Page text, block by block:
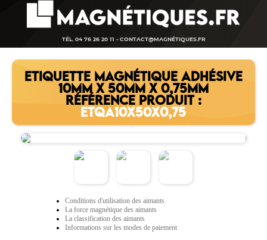
TÉL. 04 76 26 20 11 - CONTACT@MAGNÉTIQUES.FR
ETIQUETTE MAGNÉTIQUE ADHÉSIVE
10MM X 50MM X 0,75MM
RÉFÉRENCE PRODUIT :
ETQA10X50X0,75
Conditions d'utilisation des aimants
La force magnétique des aimants
La classification des aimants
Informations sur les modes de paiement